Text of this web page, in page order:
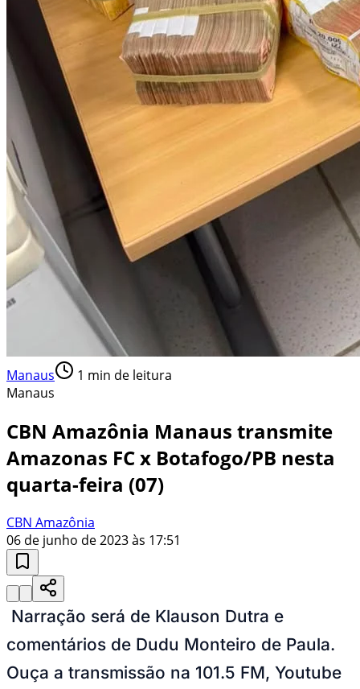
Manaus 1 min de leitura
Manaus
CBN Amazônia Manaus transmite
Amazonas FC x Botafogo/PB nesta
quarta-feira (07)
CBN Amazônia
06 de junho de 2023 às 17:51
Narração será de Klauson Dutra e
comentários de Dudu Monteiro de Paula.
Ouça a transmissão na 101.5 FM, Youtube